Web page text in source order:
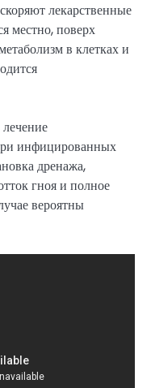
лекарственные
местно, поверх
в клетках и
инфицированных
дренажа,
гноя и полное
вероятны